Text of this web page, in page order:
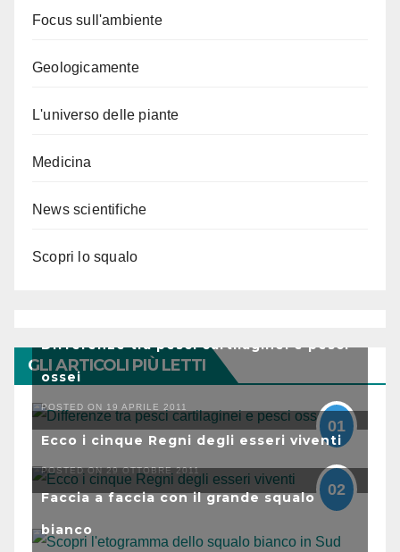
Focus sull'ambiente
Geologicamente
L'universo delle piante
Medicina
News scientifiche
Scopri lo squalo
GLI ARTICOLI PIÙ LETTI
Differenze tra pesci cartilaginei e pesci
ossei
POSTED ON 19 APRILE 2011
01
Ecco i cinque Regni degli esseri viventi
POSTED ON 29 OTTOBRE 2011
02
Faccia a faccia con il grande squalo
bianco